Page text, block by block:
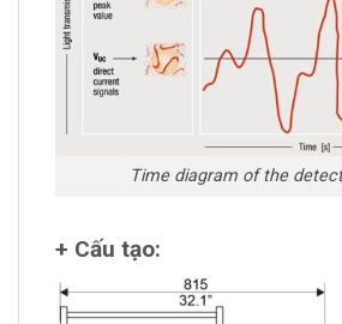
Time diagram of the
+ Cấu tạo: